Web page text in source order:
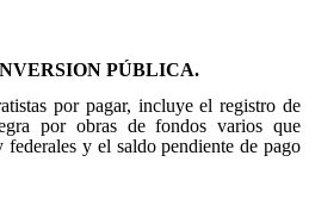
PÚBLICA.
por pagar, incluye el registro de
por obras de fondos varios que
y el saldo pendiente de pago